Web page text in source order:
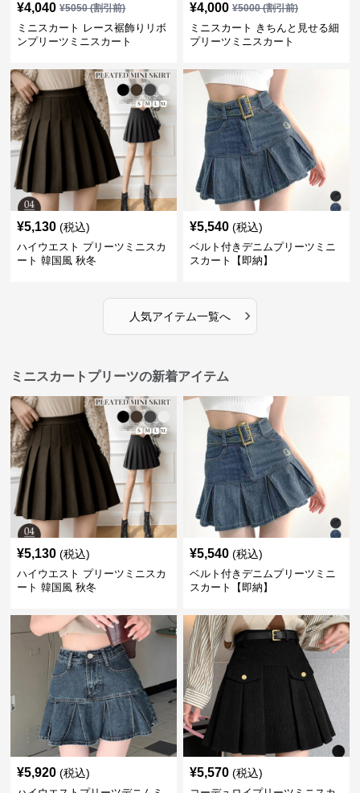
¥4,040 ¥5050(割引前)
ミニスカート レース裾飾りリボ
ンプリーツミニスカート
¥4,000 ¥5000(割引前)
ミニスカート きちんと見せる細
プリーツミニスカート
¥5,130 (税込)
ハイウエスト プリーツミニスカ
ート 韓国風 秋冬
¥5,540 (税込)
ベルト付きデニムプリーツミニ
スカート【即納】
人気アイテム一覧へ ›
ミニスカートプリーツの新着アイテム
¥5,130 (税込)
ハイウエスト プリーツミニスカ
ート 韓国風 秋冬
¥5,540 (税込)
ベルト付きデニムプリーツミニ
スカート【即納】
¥5,920 (税込) ¥5,570 (税込)